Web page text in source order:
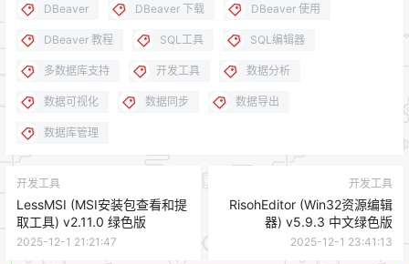
DBeaver DBeaver 下载 DBeaver 使用
DBeaver 教程 SQL工具 SQL编辑器
多数据库支持 开发工具 数据分析
数据可视化 数据同步 数据导出
数据库管理
开发工具
LessMSI (MSI安装包查看和提
取工具) v2.11.0 绿色版
2025-12-1 21:21:47
开发工具
RisohEditor (Win32资源编辑
器) v5.9.3 中文绿色版
2025-12-1 23:41:13